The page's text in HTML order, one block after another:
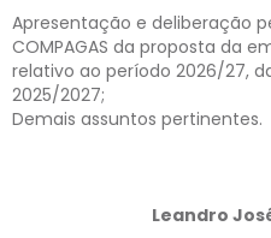
Apresentação e deliberação
COMPAGAS da proposta da
relativo ao período 2026/27,
2025/2027;
Demais assuntos pertinentes.
Leandro